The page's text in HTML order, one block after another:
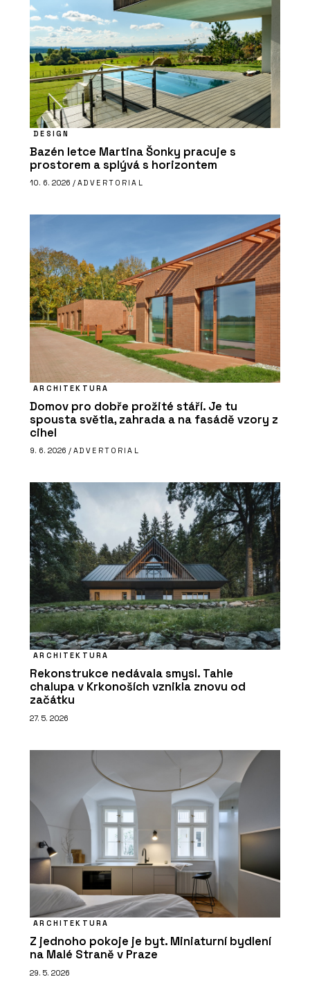
DESIGN
Bazén letce Martina Šonky pracuje s
prostorem a splývá s horizontem
10. 6. 2026 / ADVERTORIAL
ARCHITEKTURA
Domov pro dobře prožité stáří. Je tu
spousta světla, zahrada a na fasádě vzory z
cihel
9. 6. 2026 / ADVERTORIAL
ARCHITEKTURA
Rekonstrukce nedávala smysl. Tahle
chalupa v Krkonoších vznikla znovu od
začátku
27. 5. 2026
ARCHITEKTURA
Z jednoho pokoje je byt. Miniaturní bydlení
na Malé Straně v Praze
29. 5. 2026